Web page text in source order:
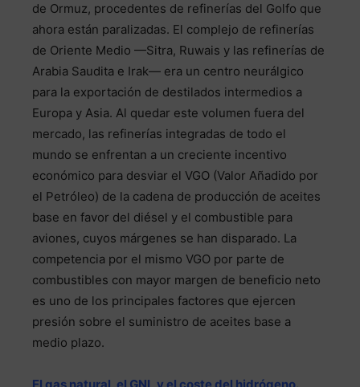
de Ormuz, procedentes de refinerías del Golfo que
ahora están paralizadas. El complejo de refinerías
de Oriente Medio —Sitra, Ruwais y las refinerías de
Arabia Saudita e Irak— era un centro neurálgico
para la exportación de destilados intermedios a
Europa y Asia. Al quedar este volumen fuera del
mercado, las refinerías integradas de todo el
mundo se enfrentan a un creciente incentivo
económico para desviar el VGO (Valor Añadido por
el Petróleo) de la cadena de producción de aceites
base en favor del diésel y el combustible para
aviones, cuyos márgenes se han disparado. La
competencia por el mismo VGO por parte de
combustibles con mayor margen de beneficio neto
es uno de los principales factores que ejercen
presión sobre el suministro de aceites base a
medio plazo.